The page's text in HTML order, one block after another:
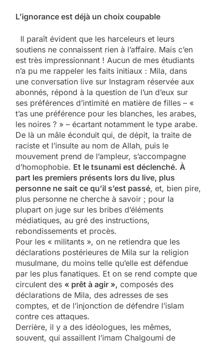
L’ignorance est déjà un choix coupable
Il paraît évident que les harceleurs et leurs
soutiens ne connaissent rien à l’affaire. Mais c’en
est très impressionnant ! Aucun de mes étudiants
n’a pu me rappeler les faits initiaux : Mila, dans
une conversation live sur Instagram réservée aux
abonnés, répond à la question de l’un d’eux sur
ses préférences d’intimité en matière de filles – «
t’as une préférence pour les blanches, les arabes,
les noires ? » – écartant notamment le type arabe.
De là un mâle éconduit qui, de dépit, la traite de
raciste et l’insulte au nom de Allah, puis le
mouvement prend de l’ampleur, s’accompagne
d’homophobie. Et le tsunami est déclenché. À
part les premiers présents lors du live, plus
personne ne sait ce qu’il s’est passé, et, bien pire,
plus personne ne cherche à savoir ; pour la
plupart on juge sur les bribes d’éléments
médiatiques, au gré des instructions,
rebondissements et procès.
Pour les « militants », on ne retiendra que les
déclarations postérieures de Mila sur la religion
musulmane, du moins telle qu’elle est défendue
par les plus fanatiques. Et on se rend compte que
circulent des « prêt à agir », composés des
déclarations de Mila, des adresses de ses
comptes, et de l’injonction de défendre l’islam
contre ces attaques.
Derrière, il y a des idéologues, les mêmes,
souvent, qui assaillent l’imam Chalgoumi de